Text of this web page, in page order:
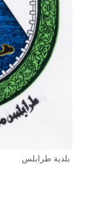
بلدية طرابلس